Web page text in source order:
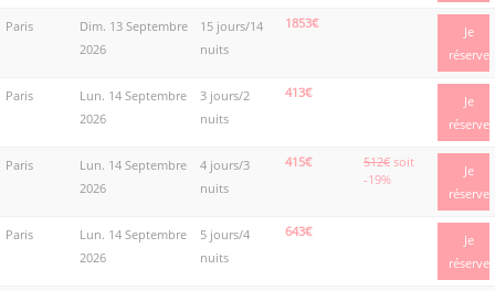
Paris
Dim. 13 Septembre
2026
15 jours/14
nuits
1853€
Je
réserve
Paris
Lun. 14 Septembre
2026
3 jours/2
nuits
413€
Je
réserve
Paris
Lun. 14 Septembre
2026
4 jours/3
nuits
415€ 512€ soit
-19%
Je
réserve
Paris
Lun. 14 Septembre
2026
5 jours/4
nuits
643€
Je
réserve